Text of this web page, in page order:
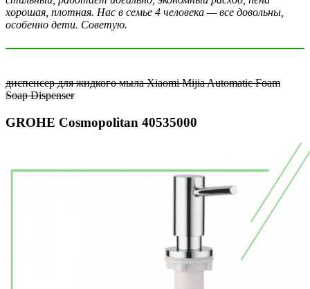
хорошая, плотная. Нас в семье 4 человека — все довольны,
особенно дети. Советую.
диспенсер для жидкого мыла Xiaomi Mijia Automatic Foam
Soap Dispenser
GROHE Cosmopolitan 40535000